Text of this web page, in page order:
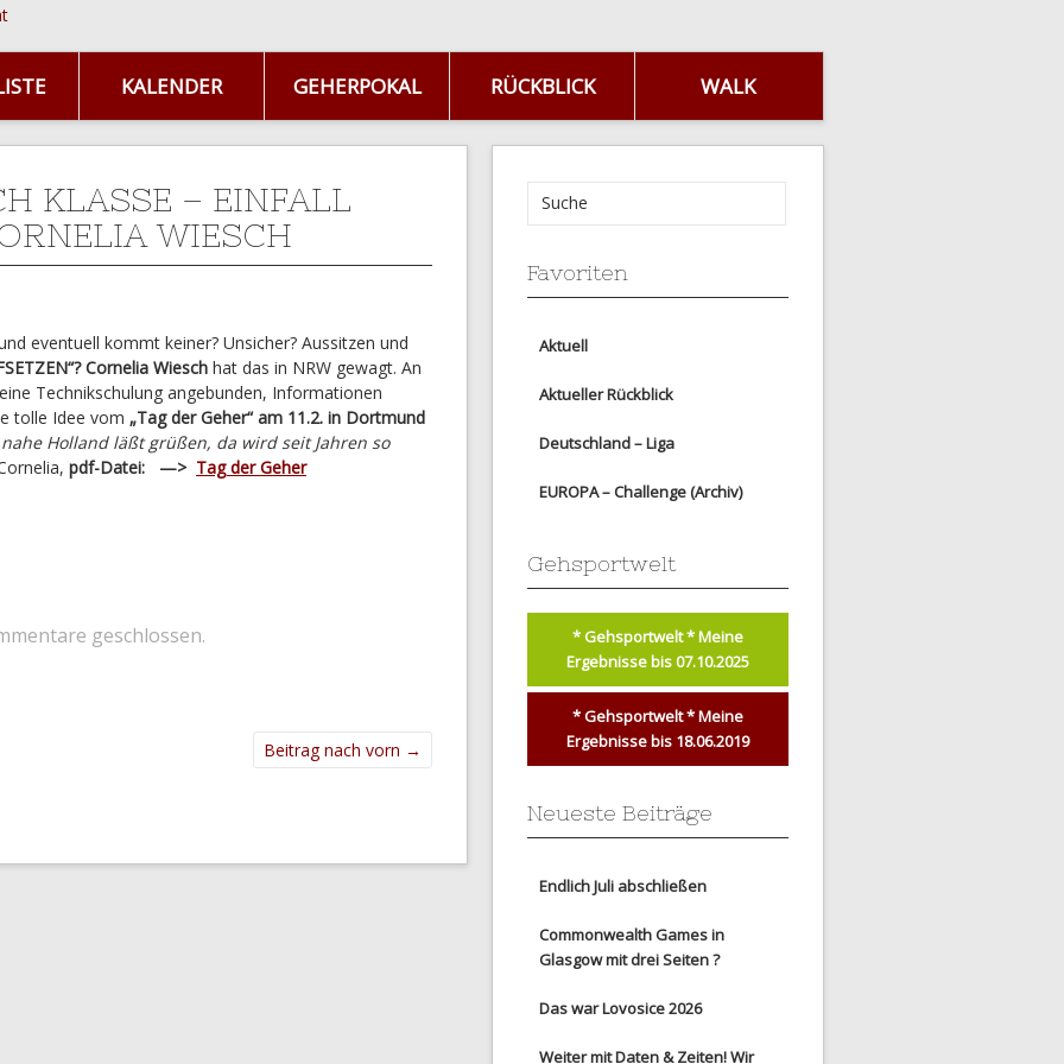
KALENDER GEHERPOKAL RÜCKBLICK WALK
KLASSE – EINFALL
WIESCH
eventuell kommt keiner? Unsicher? Aussitzen und
Cornelia Wiesch hat das in NRW gewagt. An
Technikschulung angebunden, Informationen
tolle Idee vom „Tag der Geher“ am 11.2. in Dortmund
Holland läßt grüßen, da wird seit Jahren so
pdf-Datei: —> Tag der Geher
geschlossen.
Beitrag nach vorn →
Favoriten
Aktuell
Aktueller Rückblick
Deutschland – Liga
EUROPA – Challenge (Archiv)
Gehsportwelt
* Gehsportwelt * Meine
Ergebnisse bis 07.10.2025
* Gehsportwelt * Meine
Ergebnisse bis 18.06.2019
Neueste Beiträge
Endlich Juli abschließen
Commonwealth Games in
Glasgow mit drei Seiten ?
Das war Lovosice 2026
Weiter mit Daten & Zeiten! Wir